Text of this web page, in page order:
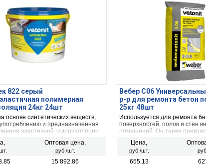
822 серый
полимерная
24кг 24шт
основе синтетических веществ,
употреблению и предназначенная
эластичной гидроизоляции
наносится валиком или кистью.
Оптовая цена,
руб./шт.
15 892.86
Вебер С06
р-р для ремонта бетон
25кг 48шт
Используется для ремонта
поверхностей, полов и стен
помещений. Он также
Вебер.Ветонит С06 быстро
легко ложится на
различные дыры и трещины.
Цена,
руб./шт.
655.13